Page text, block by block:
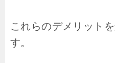
これらのデメリット
す。